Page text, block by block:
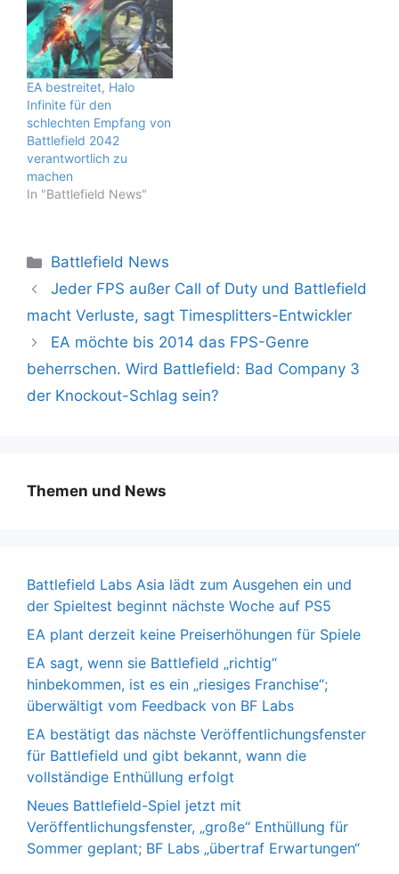
EA bestreitet, Halo
Infinite für den
schlechten Empfang von
Battlefield 2042
verantwortlich zu
machen
In "Battlefield News"
Kategorien
Battlefield News
Jeder FPS außer Call of Duty und Battlefield
macht Verluste, sagt Timesplitters-Entwickler
EA möchte bis 2014 das FPS-Genre
beherrschen. Wird Battlefield: Bad Company 3
der Knockout-Schlag sein?
Themen und News
Battlefield Labs Asia lädt zum Ausgehen ein und
der Spieltest beginnt nächste Woche auf PS5
EA plant derzeit keine Preiserhöhungen für Spiele
EA sagt, wenn sie Battlefield „richtig“
hinbekommen, ist es ein „riesiges Franchise“;
überwältigt vom Feedback von BF Labs
EA bestätigt das nächste Veröffentlichungsfenster
für Battlefield und gibt bekannt, wann die
vollständige Enthüllung erfolgt
Neues Battlefield-Spiel jetzt mit
Veröffentlichungsfenster, „große“ Enthüllung für
Sommer geplant; BF Labs „übertraf Erwartungen“